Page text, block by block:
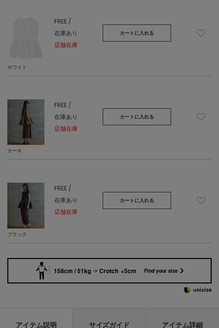
ホワイト
FREE /
在庫あり
店舗在庫
カートに入れる
カーキ
FREE /
在庫あり
店舗在庫
カートに入れる
ブラック
FREE /
在庫あり
店舗在庫
カートに入れる
158cm / 51kg Crotch +5cm Find your size
アイテム説明 サイズガイド アイテム詳細